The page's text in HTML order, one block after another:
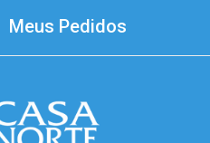
Meus Pedidos